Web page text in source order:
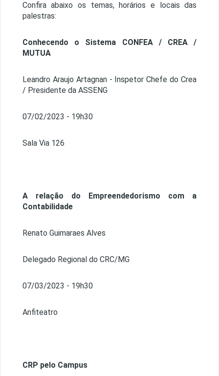
Confira abaixo os temas, horários e locais das
palestras:
Conhecendo o Sistema CONFEA / CREA /
MUTUA
Leandro Araujo Artagnan - Inspetor Chefe do Crea
/ Presidente da ASSENG
07/02/2023 - 19h30
Sala Via 126
A relação do Empreendedorismo com a
Contabilidade
Renato Guimaraes Alves
Delegado Regional do CRC/MG
07/03/2023 - 19h30
Anfiteatro
CRP pelo Campus